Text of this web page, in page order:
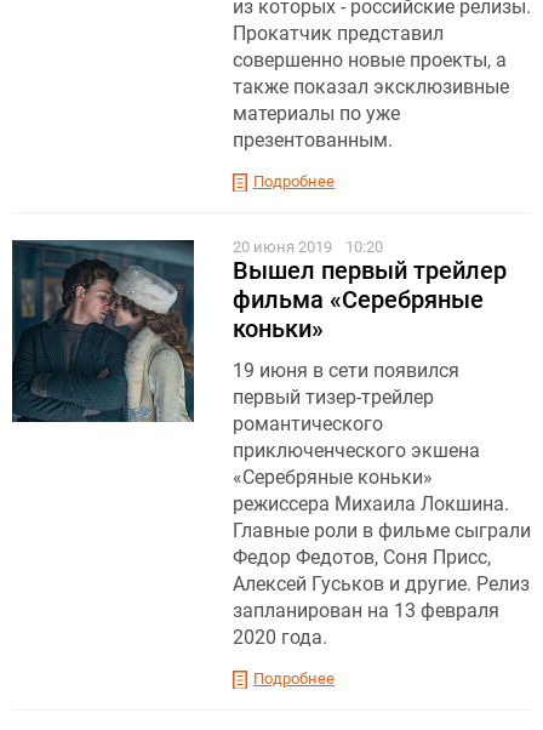
из которых - российские релизы.
Прокатчик представил
совершенно новые проекты, а
также показал эксклюзивные
материалы по уже
презентованным.
Подробнее
20 июня 2019 10:20
Вышел первый трейлер
фильма «Серебряные
коньки»
19 июня в сети появился
первый тизер-трейлер
романтического
приключенческого экшена
«Серебряные коньки»
режиссера Михаила Локшина.
Главные роли в фильме сыграли
Федор Федотов, Соня Присс,
Алексей Гуськов и другие. Релиз
запланирован на 13 февраля
2020 года.
Подробнее